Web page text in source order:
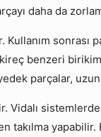
daha da
benzeri
parçalar,
Vidalı
takılma